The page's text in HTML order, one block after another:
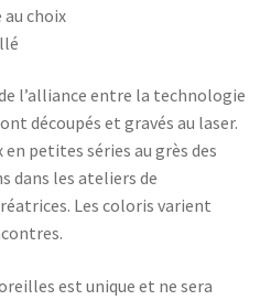
au choix
l’alliance entre la technologie
découpés et gravés au laser.
petites séries au grès des
dans les ateliers de
Les coloris varient
est unique et ne sera